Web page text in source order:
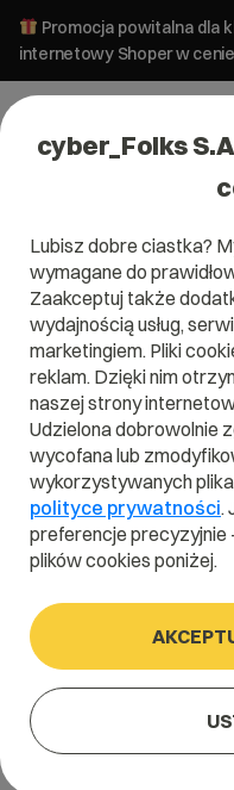
Promocja powitalna dla
internetowy Shoper w cenie
Wszystkie
cyber_Folks
Lubisz dobre ciastka?
wymagane do
Zaakceptuj także
wydajnością usług,
marketingiem. Pliki
reklam. Dzięki nim
naszej strony
Udzielona dobrowolnie
wycofana lub
wykorzystywanych
polityce prywatności.
preferencje precyzyjnie
plików cookies poniżej.